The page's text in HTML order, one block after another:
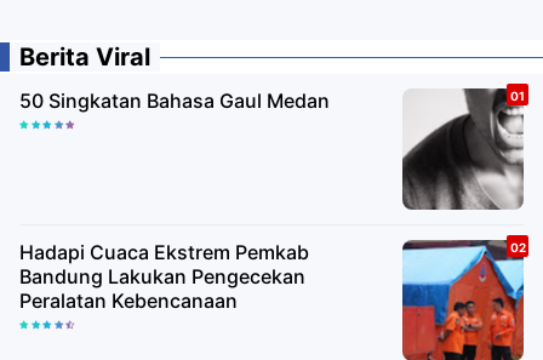
Berita Viral
50 Singkatan Bahasa Gaul Medan
Hadapi Cuaca Ekstrem Pemkab
Bandung Lakukan Pengecekan
Peralatan Kebencanaan